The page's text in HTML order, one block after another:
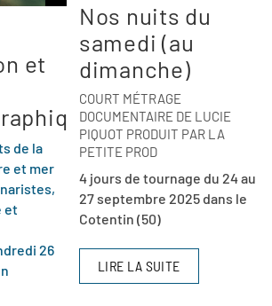
et
de la
et mer
et
26
Nos nuits du
samedi (au
dimanche)
COURT MÉTRAGE
DOCUMENTAIRE DE LUCIE
PIQUOT PRODUIT PAR LA
PETITE PROD
4 jours de tournage du 24 au
27 septembre 2025 dans le
Cotentin (50)
LIRE LA SUITE